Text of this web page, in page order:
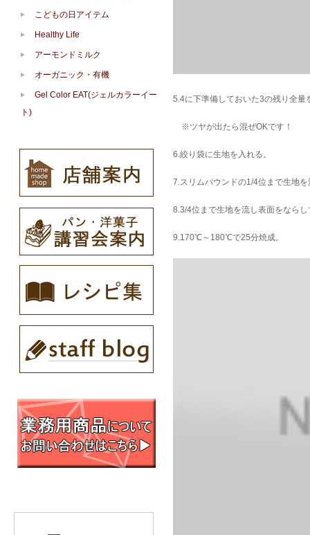
5.4に下準備しておいた3の残り全
※ツヤが出たら混ぜOKです！
6.絞り袋に生地を入れる。
7.スリムパウンドの1/4位まで生地
8.3/4位まで生地を流し表面をならし
9.170℃～180℃で25分焼成。
こどもの日アイテム
Healthy Life
アーモンドミルク
オーガニック・有機
Gel Color EAT(ジェルカラーイー
ト)